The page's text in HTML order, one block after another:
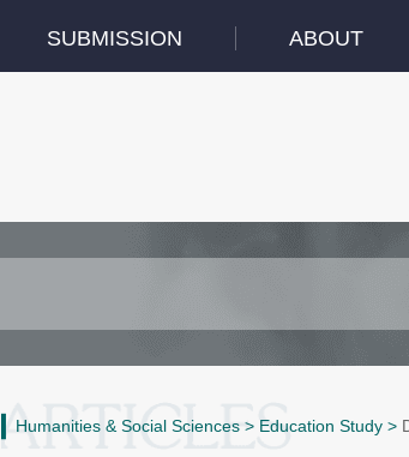
SUBMISSION ABOUT
Humanities & Social Sciences > Education Study >